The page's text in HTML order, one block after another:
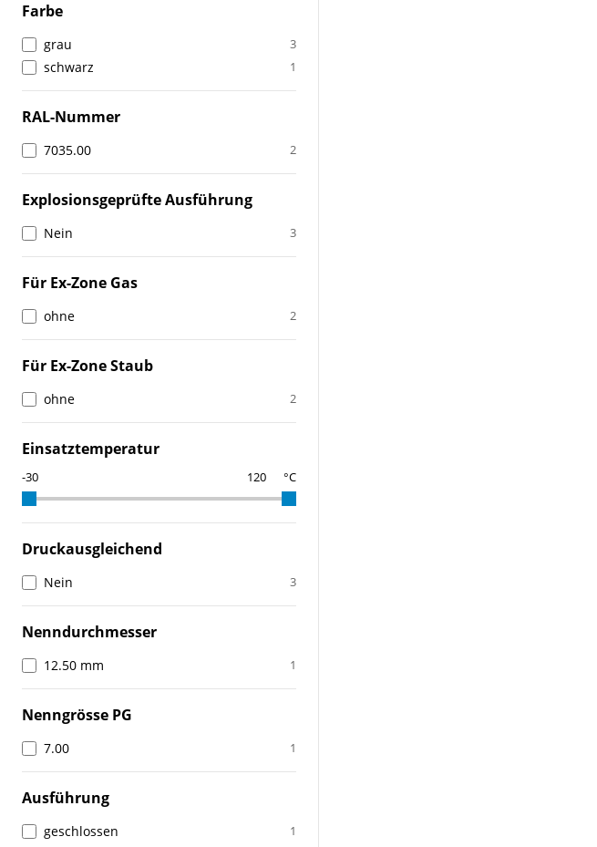
Farbe
grau 3
schwarz 1
RAL-Nummer
7035.00 2
Explosionsgeprüfte Ausführung
Nein 3
Für Ex-Zone Gas
ohne 2
Für Ex-Zone Staub
ohne 2
Einsatztemperatur
°C
Druckausgleichend
Nein 3
Nenndurchmesser
12.50 mm 1
Nenngrösse PG
7.00 1
Ausführung
geschlossen 1